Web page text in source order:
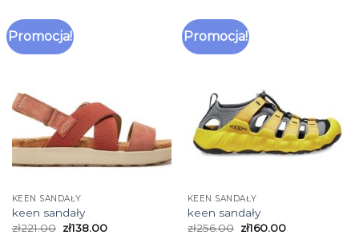
Promocja!
KEEN SANDAŁY
keen sandały
zł221.00 zł138.00
Promocja!
KEEN SANDAŁY
keen sandały
zł256.00 zł160.00